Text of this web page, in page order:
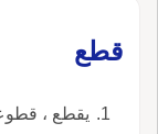
قطع
يقطع ،